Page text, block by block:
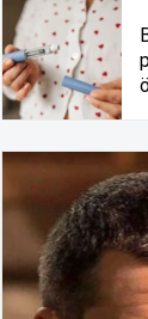
MƏDƏNIYYƏT